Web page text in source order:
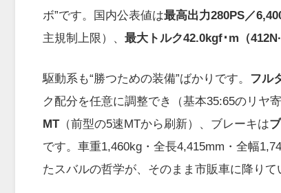
ボ”です。国内公表値は最高出力280PS／
主規制上限）、 最大トルク42.0kgf･m（
駆動系も“勝つための装備”ばかりです。 フル
ク配分を任意に調整でき（基本35:65のリヤ
MT（前型の5速MTから刷新）、ブレーキは
です。車重1,460kg・全長4,415mm・全幅
たスバルの哲学が、そのまま市販車に降りて